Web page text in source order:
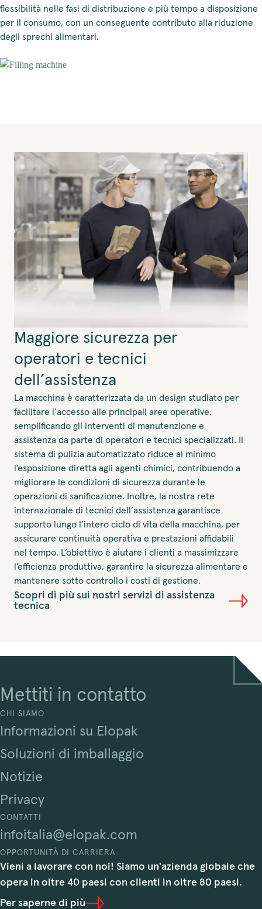
flessibilità nelle fasi di distribuzione e più tempo a disposizione
per il consumo, con un conseguente contributo alla riduzione
degli sprechi alimentari.
Maggiore sicurezza per
operatori e tecnici
dell’assistenza
La macchina è caratterizzata da un design studiato per
facilitare l’accesso alle principali aree operative,
semplificando gli interventi di manutenzione e
assistenza da parte di operatori e tecnici specializzati. Il
sistema di pulizia automatizzato riduce al minimo
l’esposizione diretta agli agenti chimici, contribuendo a
migliorare le condizioni di sicurezza durante le
operazioni di sanificazione. Inoltre, la nostra rete
internazionale di tecnici dell’assistenza garantisce
supporto lungo l’intero ciclo di vita della macchina, per
assicurare continuità operativa e prestazioni affidabili
nel tempo. L’obiettivo è aiutare i clienti a massimizzare
l’efficienza produttiva, garantire la sicurezza alimentare e
mantenere sotto controllo i costi di gestione.
Scopri di più sui nostri servizi di assistenza
tecnica
Mettiti in contatto
CHI SIAMO
Informazioni su Elopak
Soluzioni di imballaggio
Notizie
Privacy
CONTATTI
infoitalia@elopak.com
OPPORTUNITÀ DI CARRIERA
Vieni a lavorare con noi! Siamo un'azienda globale che
opera in oltre 40 paesi con clienti in oltre 80 paesi.
Per saperne di più